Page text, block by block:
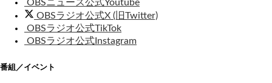
OBSニュース公式Youtube
OBSラジオ公式X (旧Twitter)
OBSラジオ公式TikTok
OBSラジオ公式Instagram
番組／イベント